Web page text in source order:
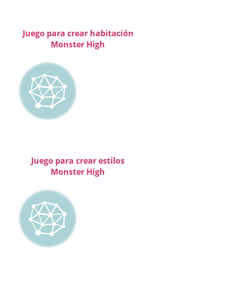
Juego para crear habitación
Monster High
Juego para crear estilos
Monster High